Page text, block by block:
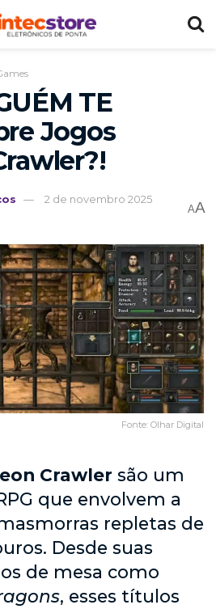
TE
Jogos
2 de novembro 2025
AA
Fonte: Olhar Digital
Crawler são um
que envolvem a
repletas de
Desde suas
de mesa como
, esses títulos